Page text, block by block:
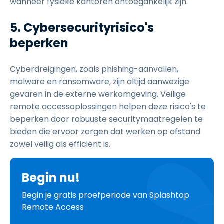
5. Cybersecurityrisico's
beperken
Cyberdreigingen, zoals phishing-aanvallen,
malware en ransomware, zijn altijd aanwezige
gevaren in de externe werkomgeving. Veilige
remote accessoplossingen helpen deze risico's te
beperken door robuuste securitymaatregelen te
bieden die ervoor zorgen dat werken op afstand
zowel veilig als efficiënt is.
Begin nu!
Begin je gratis proefperiode van Splashtop
Remote Access